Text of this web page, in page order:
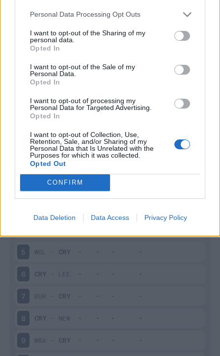
Personal Data Processing Opt Outs
I want to opt-out of the Sharing of my
personal data.
Opted In
I want to opt-out of the Sale of my
Personal Data.
Opted In
I want to opt-out of processing my
Personal Data for Targeted Advertising.
Opted In
I want to opt-out of Collection, Use,
Retention, Sale, and/or Sharing of my
Personal Data that Is Unrelated with the
Purposes for which it was collected.
Opted Out
CONFIRM
Data Deletion Data Access Privacy Policy
Infortunato 0 - 0%
Inutilizzato
Scarica riepilogo
stagionale
Giornata Voto FVEntrato Uscito Bonus/Malus
CRY-EVE
-CRY
5 WOL - CRY
6 CRY - LEE
7 BUR - CRY
8 CRY - NEW
9 WBA - CRY